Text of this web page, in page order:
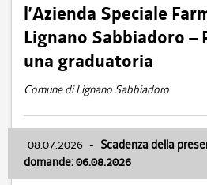
l’Azienda Speciale
Lignano Sabbiadoro –
una graduatoria
Comune di Lignano Sabbiadoro
08.07.2026 - Scadenza della
domande: 06.08.2026